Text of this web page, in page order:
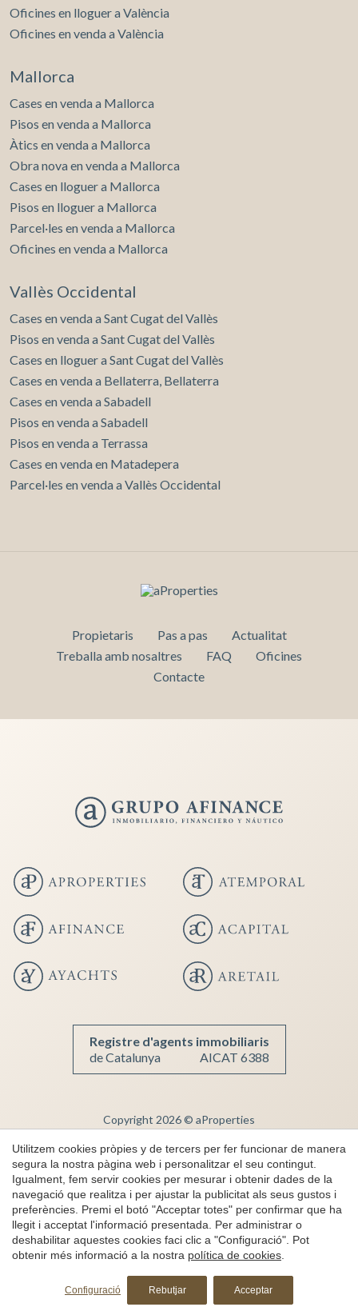
Oficines en lloguer a València
Oficines en venda a València
Mallorca
Cases en venda a Mallorca
Pisos en venda a Mallorca
Àtics en venda a Mallorca
Obra nova en venda a Mallorca
Cases en lloguer a Mallorca
Pisos en lloguer a Mallorca
Parcel·les en venda a Mallorca
Oficines en venda a Mallorca
Vallès Occidental
Cases en venda a Sant Cugat del Vallès
Pisos en venda a Sant Cugat del Vallès
Cases en lloguer a Sant Cugat del Vallès
Cases en venda a Bellaterra, Bellaterra
Cases en venda a Sabadell
Pisos en venda a Sabadell
Pisos en venda a Terrassa
Cases en venda en Matadepera
Parcel·les en venda a Vallès Occidental
Propietaris Pas a pas
Actualitat
Treballa amb nosaltres
FAQ
Oficines
Contacte
Registre d'agents immobiliaris
de Catalunya
AICAT 6388
Copyright 2026 © aProperties
Immobiliària de Luxe
AICAT 6388
Nota Legal
Privacitat
Política de cookies
Canal de denúncies
Utilitzem cookies pròpies y de tercers per fer funcionar de manera
segura la nostra pàgina web i personalitzar el seu contingut.
Igualment, fem servir cookies per mesurar i obtenir dades de la
navegació que realitza i per ajustar la publicitat als seus gustos i
preferències. Premi el botó "Acceptar totes" per confirmar que ha
llegit i acceptat l'informació presentada. Per administrar o
deshabilitar aquestes cookies faci clic a "Configuració". Pot
obtenir més informació a la nostra política de cookies
Configuració Rebutjar Acceptar